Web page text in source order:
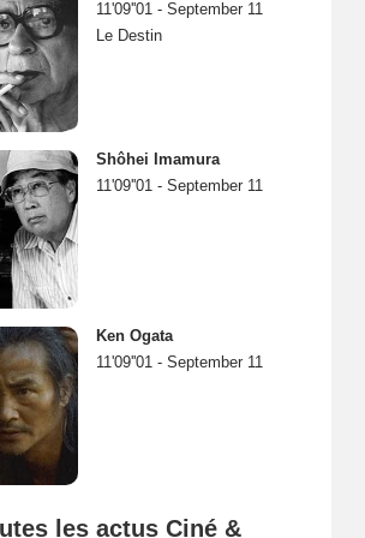
11'09''01 - September 11
Le Destin
Shôhei Imamura
11'09''01 - September 11
Ken Ogata
11'09''01 - September 11
les actus Ciné &